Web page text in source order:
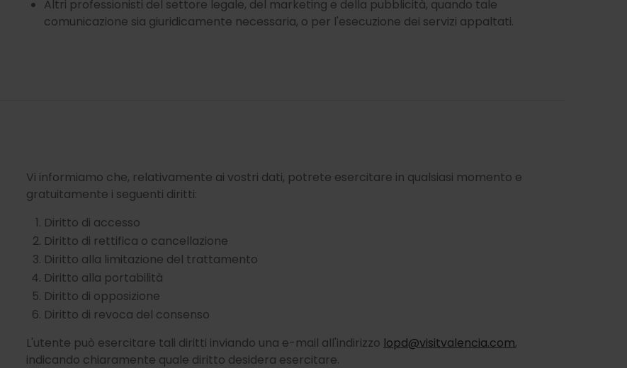
Altri professionisti del settore legale, del marketing e della pubblicità, quando tale
comunicazione sia giuridicamente necessaria, o per l'esecuzione dei servizi appaltati.
Vi informiamo che, relativamente ai vostri dati, potrete esercitare in qualsiasi momento e
gratuitamente i seguenti diritti:
Diritto di accesso
Diritto di rettifica o cancellazione
Diritto alla limitazione del trattamento
Diritto alla portabilità
Diritto di opposizione
Diritto di revoca del consenso
L'utente può esercitare tali diritti inviando una e-mail all'indirizzo lopd@visitvalencia.com,
indicando chiaramente quale diritto desidera esercitare.